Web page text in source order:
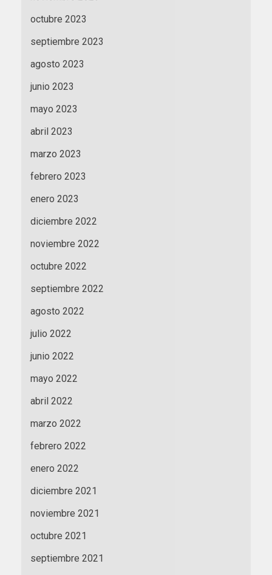
octubre 2023
septiembre 2023
agosto 2023
junio 2023
mayo 2023
abril 2023
marzo 2023
febrero 2023
enero 2023
diciembre 2022
noviembre 2022
octubre 2022
septiembre 2022
agosto 2022
julio 2022
junio 2022
mayo 2022
abril 2022
marzo 2022
febrero 2022
enero 2022
diciembre 2021
noviembre 2021
octubre 2021
septiembre 2021